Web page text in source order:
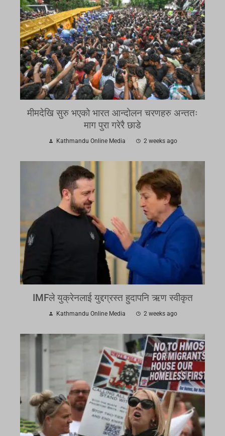
मीमदेखि सुरु भएको भारत आन्दोलन चरणहरु अन्ततः
माग पुरा गरेरै छाडे
Kathmandu Online Media 2 weeks ago
IMFले युक्रेनलाई युद्दग्रस्त हुदापनि ऋण स्वीकृत
Kathmandu Online Media 2 weeks ago